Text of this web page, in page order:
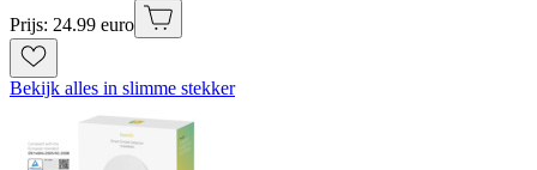
Prijs: 24.99 euro
Bekijk alles in slimme stekker